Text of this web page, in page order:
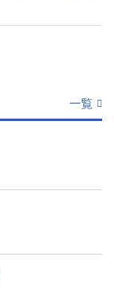
一覧